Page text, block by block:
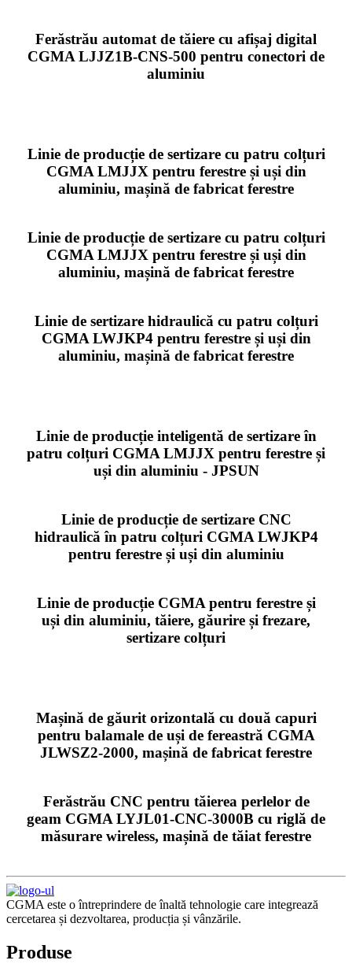
Ferăstrău automat de tăiere cu afișaj digital
CGMA LJJZ1B-CNS-500 pentru conectori de
aluminiu
Linie de producție de sertizare cu patru colțuri
CGMA LMJJX pentru ferestre și uși din
aluminiu, mașină de fabricat ferestre
Linie de producție de sertizare cu patru colțuri
CGMA LMJJX pentru ferestre și uși din
aluminiu, mașină de fabricat ferestre
Linie de sertizare hidraulică cu patru colțuri
CGMA LWJKP4 pentru ferestre și uși din
aluminiu, mașină de fabricat ferestre
Linie de producție inteligentă de sertizare în
patru colțuri CGMA LMJJX pentru ferestre și
uși din aluminiu - JPSUN
Linie de producție de sertizare CNC
hidraulică în patru colțuri CGMA LWJKP4
pentru ferestre și uși din aluminiu
Linie de producție CGMA pentru ferestre și
uși din aluminiu, tăiere, găurire și frezare,
sertizare colțuri
Mașină de găurit orizontală cu două capuri
pentru balamale de uși de fereastră CGMA
JLWSZ2-2000, mașină de fabricat ferestre
Ferăstrău CNC pentru tăierea perlelor de
geam CGMA LYJL01-CNC-3000B cu riglă de
măsurare wireless, mașină de tăiat ferestre
CGMA este o întreprindere de înaltă tehnologie care integrează
cercetarea și dezvoltarea, producția și vânzările.
Produse